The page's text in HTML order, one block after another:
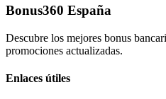
Bonus360 España
Descubre los mejores bonus
promociones actualizadas.
Enlaces útiles